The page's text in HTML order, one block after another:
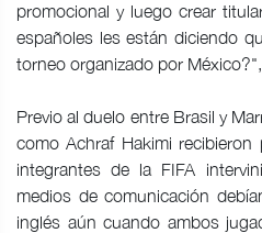
promocional y luego crear
españoles les están diciendo
torneo organizado por
Previo al duelo entre Brasil y
como Achraf Hakimi
integrantes de la FIFA
medios de comunicación
inglés aún cuando ambos